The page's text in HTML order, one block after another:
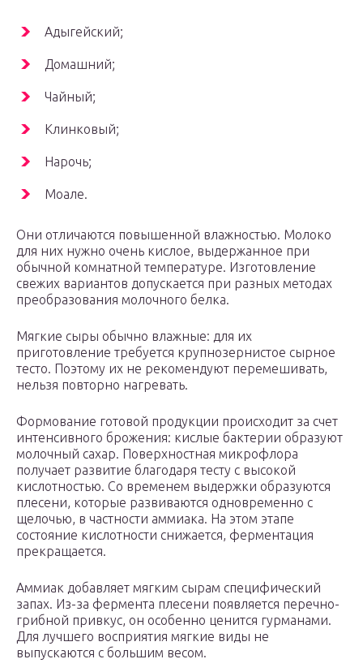
Адыгейский;
Домашний;
Чайный;
Клинковый;
Нарочь;
Моале.
Они отличаются повышенной влажностью. Молоко
для них нужно очень кислое, выдержанное при
обычной комнатной температуре. Изготовление
свежих вариантов допускается при разных методах
преобразования молочного белка.
Мягкие сыры обычно влажные: для их
приготовление требуется крупнозернистое сырное
тесто. Поэтому их не рекомендуют перемешивать,
нельзя повторно нагревать.
Формование готовой продукции происходит за счет
интенсивного брожения: кислые бактерии образуют
молочный сахар. Поверхностная микрофлора
получает развитие благодаря тесту с высокой
кислотностью. Со временем выдержки образуются
плесени, которые развиваются одновременно с
щелочью, в частности аммиака. На этом этапе
состояние кислотности снижается, ферментация
прекращается.
Аммиак добавляет мягким сырам специфический
запах. Из-за фермента плесени появляется перечно-
грибной привкус, он особенно ценится гурманами.
Для лучшего восприятия мягкие виды не
выпускаются с большим весом.